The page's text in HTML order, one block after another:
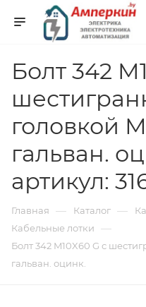
Болт 342
головкой
гальван.
артикул:
Главная — Каталог —
Кабельные лотки —
Болт 342 M10X60 G с
гальван. оцинк.